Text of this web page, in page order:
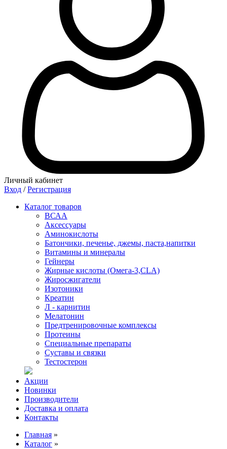
Личный кабинет
Вход / Регистрация
Каталог товаров
ВСАА
Аксессуары
Аминокислоты
Батончики, печенье, джемы, паста,напитки
Витамины и минералы
Гейнеры
Жирные кислоты (Омега-3,CLA)
Жиросжигатели
Изотоники
Креатин
Л - карнитин
Мелатонин
Предтренировочные комплексы
Протеины
Специальные препараты
Суставы и связки
Тестостерон
Акции
Новинки
Производители
Доставка и оплата
Контакты
Главная »
Каталог »